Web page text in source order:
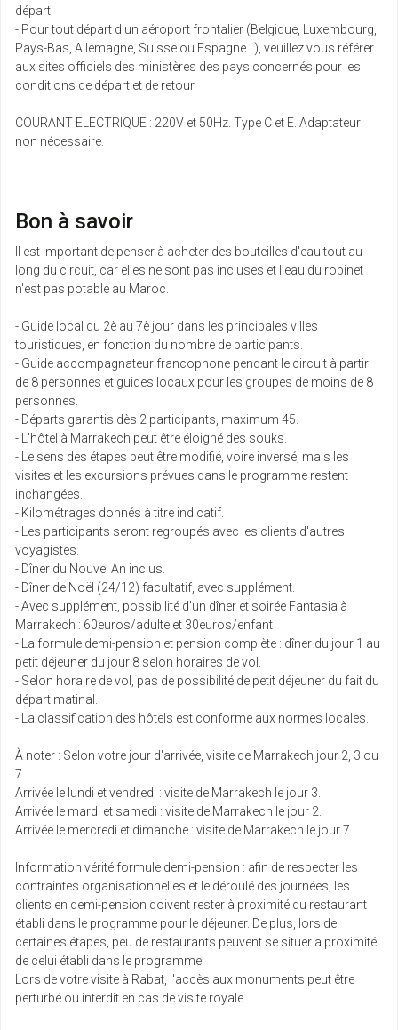
départ.
- Pour tout départ d'un aéroport frontalier (Belgique, Luxembourg,
Pays-Bas, Allemagne, Suisse ou Espagne...), veuillez vous référer
aux sites officiels des ministères des pays concernés pour les
conditions de départ et de retour.
COURANT ELECTRIQUE : 220V et 50Hz. Type C et E. Adaptateur
non nécessaire.
Bon à savoir
Il est important de penser à acheter des bouteilles d'eau tout au
long du circuit, car elles ne sont pas incluses et l'eau du robinet
n'est pas potable au Maroc.
- Guide local du 2è au 7è jour dans les principales villes
touristiques, en fonction du nombre de participants.
- Guide accompagnateur francophone pendant le circuit à partir
de 8 personnes et guides locaux pour les groupes de moins de 8
personnes.
- Départs garantis dès 2 participants, maximum 45.
- L'hôtel à Marrakech peut être éloigné des souks.
- Le sens des étapes peut être modifié, voire inversé, mais les
visites et les excursions prévues dans le programme restent
inchangées.
- Kilométrages donnés à titre indicatif.
- Les participants seront regroupés avec les clients d'autres
voyagistes.
- Dîner du Nouvel An inclus.
- Dîner de Noël (24/12) facultatif, avec supplément.
- Avec supplément, possibilité d'un dîner et soirée Fantasia à
Marrakech : 60euros/adulte et 30euros/enfant
- La formule demi-pension et pension complète : dîner du jour 1 au
petit déjeuner du jour 8 selon horaires de vol.
- Selon horaire de vol, pas de possibilité de petit déjeuner du fait du
départ matinal.
- La classification des hôtels est conforme aux normes locales.
À noter : Selon votre jour d'arrivée, visite de Marrakech jour 2, 3 ou
7
Arrivée le lundi et vendredi : visite de Marrakech le jour 3.
Arrivée le mardi et samedi : visite de Marrakech le jour 2.
Arrivée le mercredi et dimanche : visite de Marrakech le jour 7.
Information vérité formule demi-pension : afin de respecter les
contraintes organisationnelles et le déroulé des journées, les
clients en demi-pension doivent rester à proximité du restaurant
établi dans le programme pour le déjeuner. De plus, lors de
certaines étapes, peu de restaurants peuvent se situer a proximité
de celui établi dans le programme.
Lors de votre visite à Rabat, l'accès aux monuments peut être
perturbé ou interdit en cas de visite royale.